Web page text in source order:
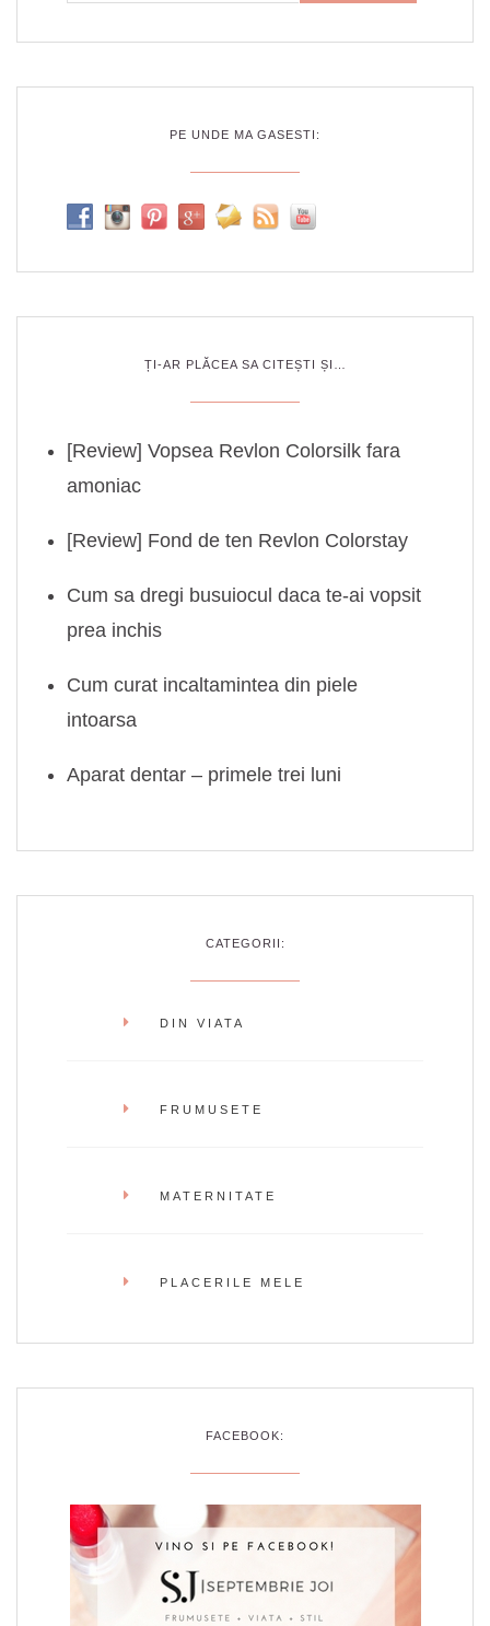
PE UNDE MA GASESTI:
ȚI-AR PLĂCEA SA CITEȘTI ȘI…
[Review] Vopsea Revlon Colorsilk fara
amoniac
[Review] Fond de ten Revlon Colorstay
Cum sa dregi busuiocul daca te-ai vopsit
prea inchis
Cum curat incaltamintea din piele
intoarsa
Aparat dentar – primele trei luni
CATEGORII:
DIN VIATA
FRUMUSETE
MATERNITATE
PLACERILE MELE
FACEBOOK: